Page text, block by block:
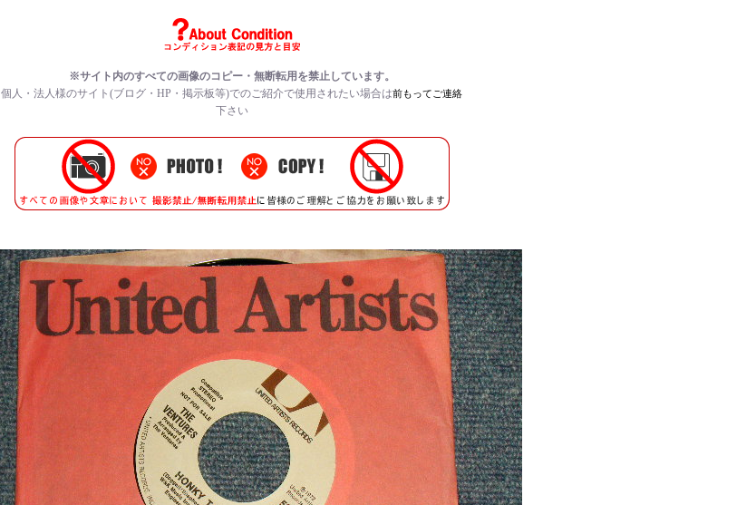
※サイト内のすべての画像のコピー・無断転用を禁止しています。
個人・法人様のサイト(ブログ・HP・掲示板等)でのご紹介で使用されたい場合は前もってご連絡
下さい